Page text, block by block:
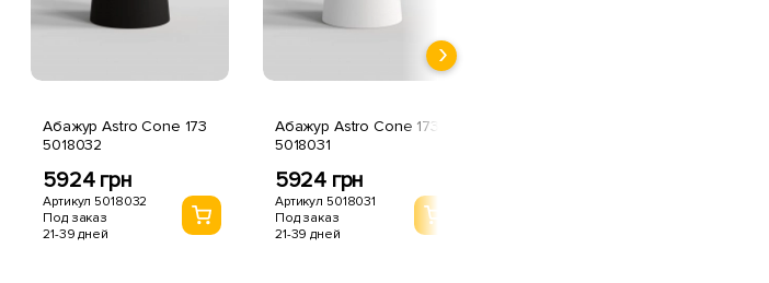
Абажур Astro Cone 173
5018032
5924 грн
Артикул 5018032
Под заказ
21-39 дней
Абажур Astro Cone 173
5018031
5924 грн
Артикул 5018031
Под заказ
21-39 дней